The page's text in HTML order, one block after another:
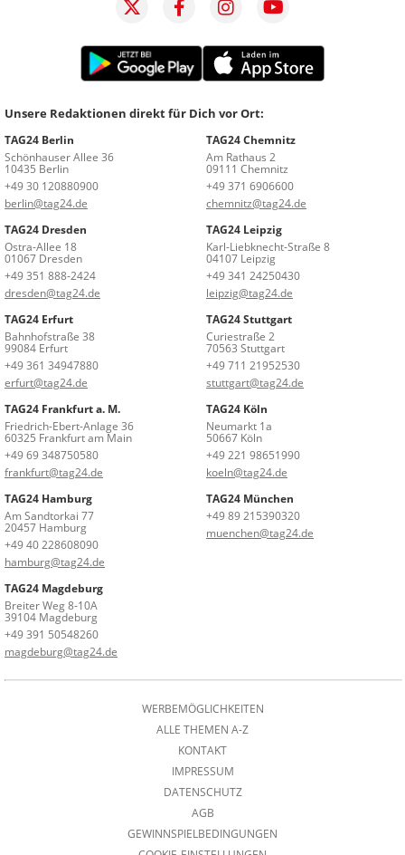
Unsere Redaktionen direkt für Dich vor Ort:
TAG24 Berlin
Schönhauser Allee 36
10435 Berlin
+49 30 120880900
berlin@tag24.de
TAG24 Chemnitz
Am Rathaus 2
09111 Chemnitz
+49 371 6906600
chemnitz@tag24.de
TAG24 Dresden
Ostra-Allee 18
01067 Dresden
+49 351 888-2424
dresden@tag24.de
TAG24 Leipzig
Karl-Liebknecht-Straße 8
04107 Leipzig
+49 341 24250430
leipzig@tag24.de
TAG24 Erfurt
Bahnhofstraße 38
99084 Erfurt
+49 361 34947880
erfurt@tag24.de
TAG24 Stuttgart
Curiestraße 2
70563 Stuttgart
+49 711 21952530
stuttgart@tag24.de
TAG24 Frankfurt a. M.
Friedrich-Ebert-Anlage 36
60325 Frankfurt am Main
+49 69 348750580
frankfurt@tag24.de
TAG24 Köln
Neumarkt 1a
50667 Köln
+49 221 98651990
koeln@tag24.de
TAG24 Hamburg
Am Sandtorkai 77
20457 Hamburg
+49 40 228608090
hamburg@tag24.de
TAG24 München
+49 89 215390320
muenchen@tag24.de
TAG24 Magdeburg
Breiter Weg 8-10A
39104 Magdeburg
+49 391 50548260
magdeburg@tag24.de
WERBEMÖGLICHKEITEN
ALLE THEMEN A-Z
KONTAKT
IMPRESSUM
DATENSCHUTZ
AGB
GEWINNSPIELBEDINGUNGEN